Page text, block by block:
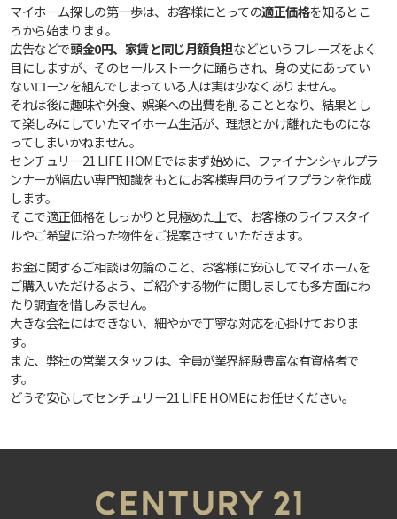
マイホーム探しの第一歩は、お客様にとっての適正価格を知るとこ
ろから始まります。
広告などで頭金0円、家賃と同じ月額負担などというフレーズをよく
目にしますが、そのセールストークに踊らされ、身の丈にあってい
ないローンを組んでしまっている人は実は少なくありません。
それは後に趣味や外食、娯楽への出費を削ることとなり、結果とし
て楽しみにしていたマイホーム生活が、理想とかけ離れたものにな
ってしまいかねません。
センチュリー21 LIFE HOMEではまず始めに、ファイナンシャルプラ
ンナーが幅広い専門知識をもとにお客様専用のライフプランを作成
します。
そこで適正価格をしっかりと見極めた上で、お客様のライフスタイ
ルやご希望に沿った物件をご提案させていただきます。
お金に関するご相談は勿論のこと、お客様に安心してマイホームを
ご購入いただけるよう、ご紹介する物件に関しましても多方面にわ
たり調査を惜しみません。
大きな会社にはできない、細やかで丁寧な対応を心掛けておりま
す。
また、弊社の営業スタッフは、全員が業界経験豊富な有資格者で
す。
どうぞ安心してセンチュリー21 LIFE HOMEにお任せください。